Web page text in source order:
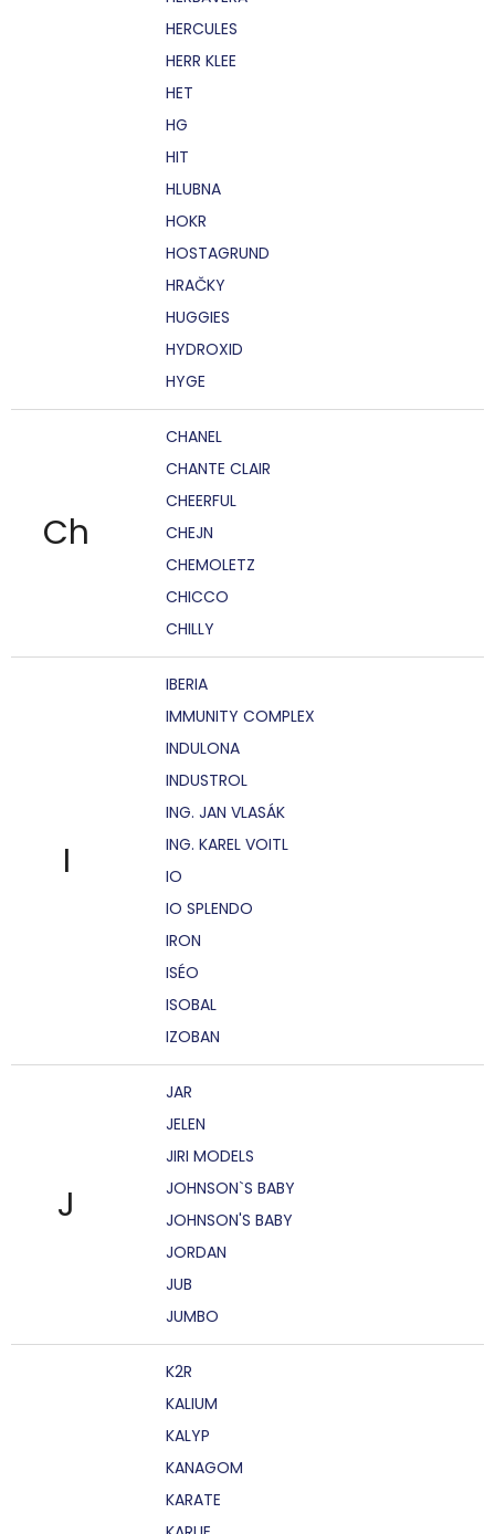
HERCULES
HERR KLEE
HET
HG
HIT
HLUBNA
HOKR
HOSTAGRUND
HRAČKY
HUGGIES
HYDROXID
HYGE
Ch
CHANEL
CHANTE CLAIR
CHEERFUL
CHEJN
CHEMOLETZ
CHICCO
CHILLY
I
IBERIA
IMMUNITY COMPLEX
INDULONA
INDUSTROL
ING. JAN VLASÁK
ING. KAREL VOITL
IO
IO SPLENDO
IRON
ISÉO
ISOBAL
IZOBAN
J
JAR
JELEN
JIRI MODELS
JOHNSON`S BABY
JOHNSON'S BABY
JORDAN
JUB
JUMBO
K2R
KALIUM
KALYP
KANAGOM
KARATE